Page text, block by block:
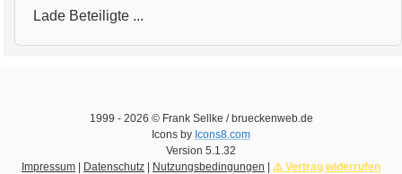
Lade Beteiligte ...
1999 - 2026 © Frank Sellke / brueckenweb.de
Icons by Icons8.com
Version 5.1.32
Impressum | Datenschutz | Nutzungsbedingungen | ⚠️ Vertrag widerrufen